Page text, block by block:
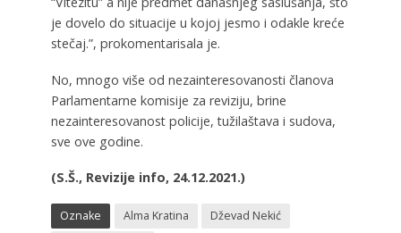
je dovelo do situacije u kojoj jesmo i odakle kreće
stečaj.”, prokomentarisala je.
No, mnogo više od nezainteresovanosti članova
Parlamentarne komisije za reviziju, brine
nezainteresovanost policije, tužilaštava i sudova,
sve ove godine.
(S.Š., Revizije info, 24.12.2021.)
Oznake Alma Kratina
Dževad Nekić